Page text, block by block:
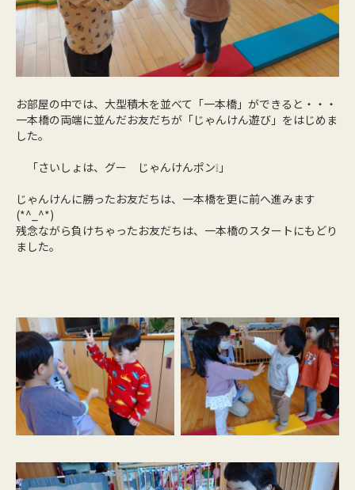
お部屋の中では、大型積木を並べて「一本橋」ができると・・・
一本橋の両端に並んだお友だちが「じゃんけん遊び」をはじめま
した。
「さいしょは、グー じゃんけんポン❕」
じゃんけんに勝ったお友だちは、一本橋を更に前へ進みます
(*^_^*)
残念ながら負けちゃったお友だちは、一本橋のスタートにもどり
ました。